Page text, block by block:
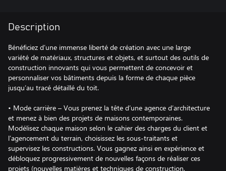
Description
Bénéficiez d’une immense liberté de création avec une large
variété de matériaux, structures et objets, et surtout des outils de
construction innovants qui vous permettent de concevoir et
personnaliser vos bâtiments depuis la forme de chaque pièce
jusqu’au tracé détaillé du toit.
• Mode carrière – Vous prenez la tête d’une agence d’architecture
et menez à bien des projets de maisons contemporaines.
Modélisez chaque maison selon le cahier des charges du client et
l’agencement du terrain, choisissez les sous-traitants et
supervisez les constructions. Vous gagnez ainsi en expérience et
débloquez progressivement de nouvelles façons de réaliser ces
projets (nouvelles matières et techniques de construction,